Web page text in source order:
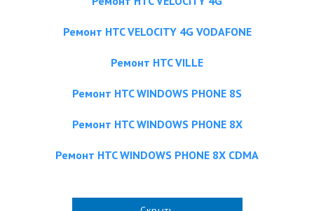
Ремонт HTC VELOCITY 4G VODAFONE
Ремонт HTC VILLE
Ремонт HTC WINDOWS PHONE 8S
Ремонт HTC WINDOWS PHONE 8X
Ремонт HTC WINDOWS PHONE 8X CDMA